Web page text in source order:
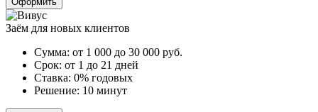
Заём для новых клиентов
Сумма: от 1 000 до 30 000 руб.
Срок: от 1 до 21 дней
Ставка: 0% годовых
Решение: 10 минут